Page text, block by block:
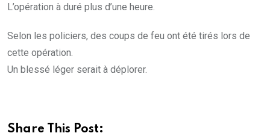
L’opération à duré plus d’une heure.
Selon les policiers, des coups de feu ont été tirés lors de
cette opération.
Un blessé léger serait à déplorer.
Share This Post: